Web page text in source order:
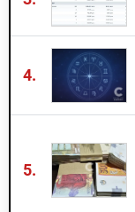
4.
5.